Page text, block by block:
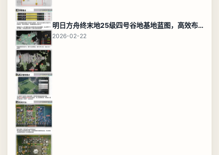
明日方舟终末地25级四号谷地基地蓝图，高效布局规划
2026-02-22